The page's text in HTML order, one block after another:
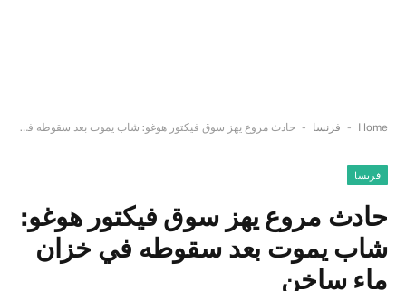
Home
- فرنسا - حادث مروع يهز سوق فيكتور هوغو: شاب يموت بعد سقوطه في خزان ماء ساخن
فرنسا
حادث مروع يهز سوق فيكتور هوغو:
شاب يموت بعد سقوطه في خزان
ماء ساخن